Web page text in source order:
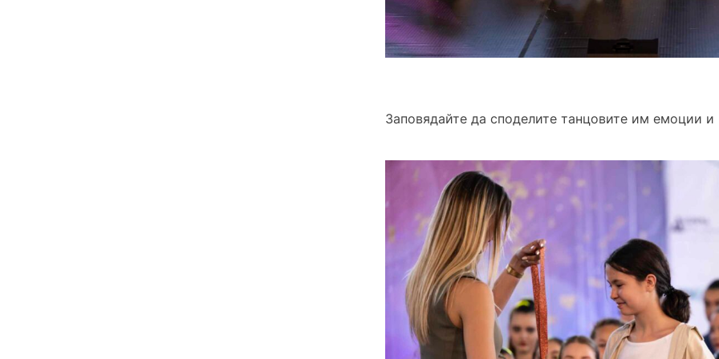
Заповядайте да споделите танцовите им емоции и